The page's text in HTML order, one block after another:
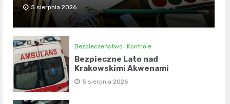
5 sierpnia 2026
Bezpieczeństwo Kontrole
Bezpieczne Lato nad
Krakowskimi Akwenami
5 sierpnia 2026